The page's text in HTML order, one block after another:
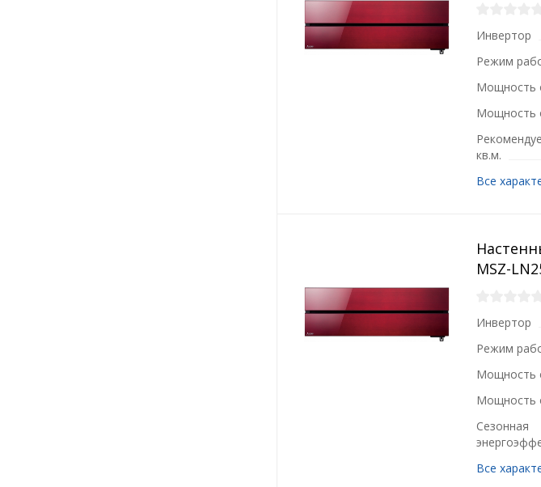
Инвертор
Режим
Мощность
Мощность
кв.м.
Все
MSZ-
Инвертор
Режим
Мощность
Мощность
Сезонная
Все